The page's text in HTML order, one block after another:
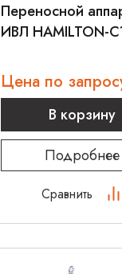
Переносной
ИВЛ HAMILTON-
Цена по
В корзину
Подробнее
Сравнить